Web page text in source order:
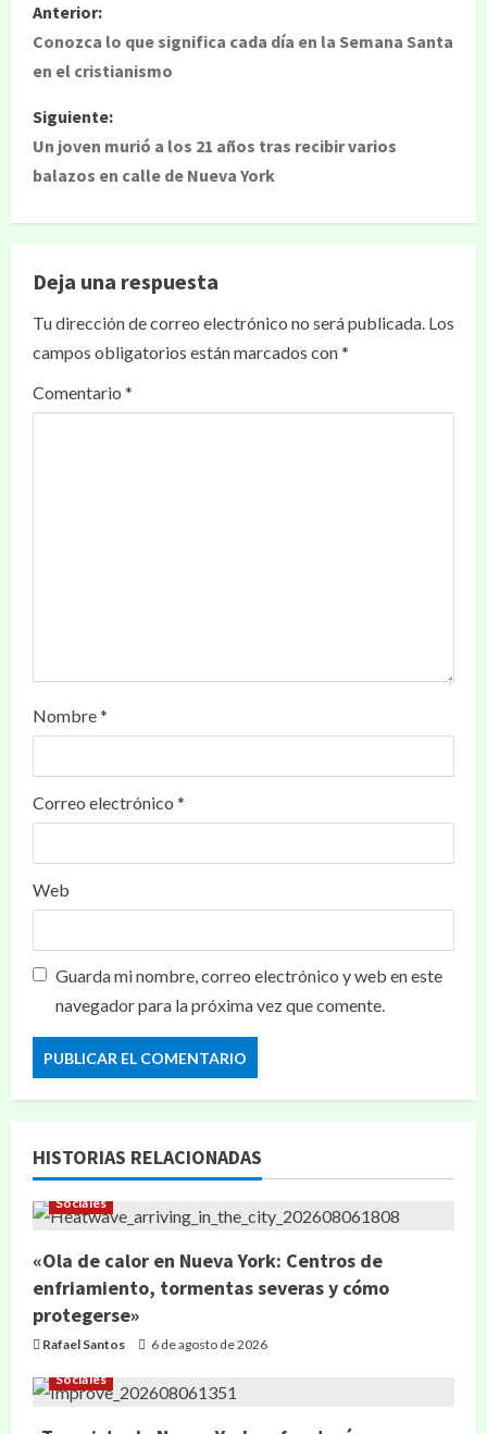
Anterior:
Conozca lo que significa cada día en la Semana Santa
en el cristianismo
Siguiente:
Un joven murió a los 21 años tras recibir varios
balazos en calle de Nueva York
Deja una respuesta
Tu dirección de correo electrónico no será publicada. Los
campos obligatorios están marcados con*
Comentario *
Nombre*
Correo electrónico *
Web
Guarda mi nombre, correo electrónico y web en este
navegador para la próxima vez que comente.
HISTORIAS RELACIONADAS
Sociales
«Ola de calor en Nueva York: Centros de
enfriamiento, tormentas severas y cómo
protegerse»
Rafael Santos 6 de agosto de 2026
Sociales